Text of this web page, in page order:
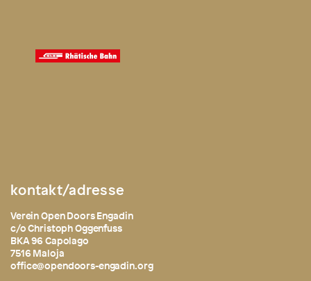
kontakt/adresse
Verein Open Doors Engadin
c/o Christoph Oggenfuss
BKA 96 Capolago
7516 Maloja
office@opendoors-engadin.org